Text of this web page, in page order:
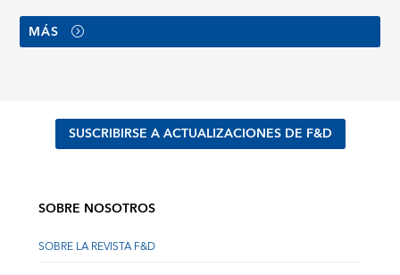
MÁS
SUSCRIBIRSE A ACTUALIZACIONES DE F&D
SOBRE NOSOTROS
SOBRE LA REVISTA F&D